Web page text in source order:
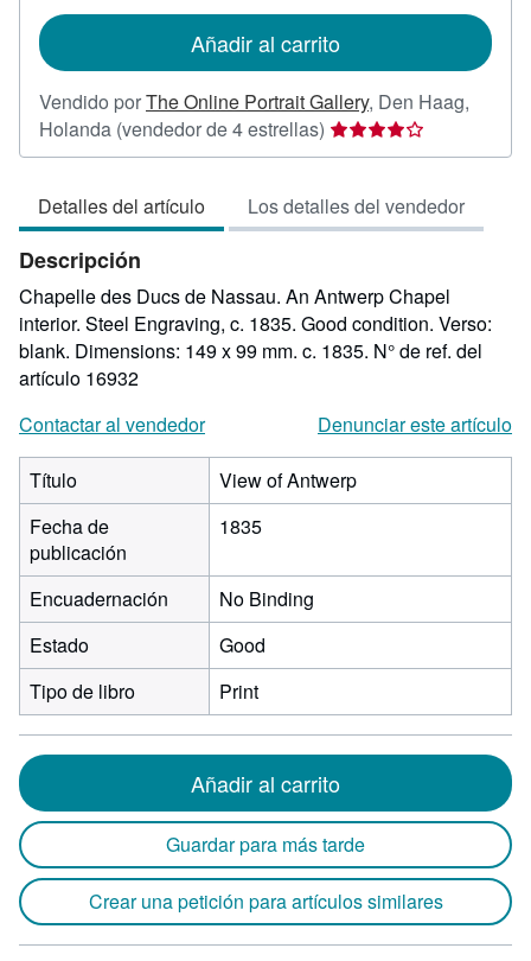
envío
Añadir al carrito
Vendido porThe Online Portrait Gallery, Den Haag,
Holanda (vendedor de 4 estrellas) Calificación
del
4
de
estrellas
Detalles del artículo Los detalles del vendedor
Descripción
Chapelle des Ducs de Nassau. An Antwerp Chapel
interior. Steel Engraving, c. 1835. Good condition. Verso:
blank. Dimensions: 149 x 99 mm. c. 1835. N° de ref. del
artículo 16932
Contactar al vendedor
Denunciar este artículo
Título
View of Antwerp
Fecha de
publicación
1835
Encuadernación
No Binding
Estado
Good
Tipo de libro
Print
Añadir al carrito
Guardar para más tarde
Crear una petición para artículos similares